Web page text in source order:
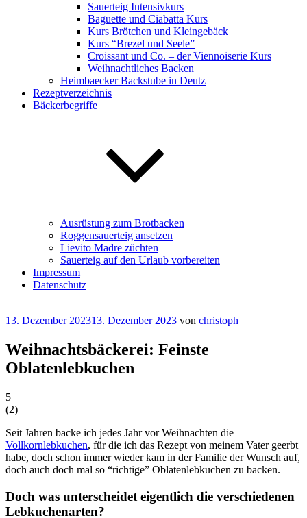
Sauerteig Intensivkurs
Baguette und Ciabatta Kurs
Kurs Brötchen und Kleingebäck
Kurs “Brezel und Seele”
Croissant und Co. – der Viennoiserie Kurs
Weihnachtliches Backen
Heimbaecker Backstube in Deutz
Rezeptverzeichnis
Bäckerbegriffe
Ausrüstung zum Brotbacken
Roggensauerteig ansetzen
Lievito Madre züchten
Sauerteig auf den Urlaub vorbereiten
Impressum
Datenschutz
Veröffentlicht
13. Dezember 202313. Dezember 2023 von christoph
Weihnachtsbäckerei: Feinste
Oblatenlebkuchen
5
(2)
Seit Jahren backe ich jedes Jahr vor Weihnachten die
Vollkornlebkuchen, für die ich das Rezept von meinem Vater geerbt
habe, doch schon immer wieder kam in der Familie der Wunsch auf,
doch auch doch mal so “richtige” Oblatenlebkuchen zu backen.
Doch was unterscheidet eigentlich die verschiedenen
Lebkuchenarten?